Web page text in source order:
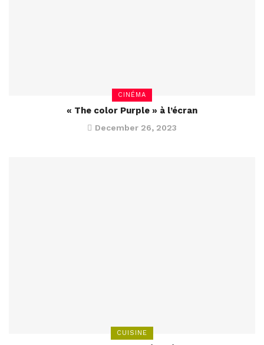
CINÉMA
« The color Purple » à l’écran
December 26, 2023
CUISINE